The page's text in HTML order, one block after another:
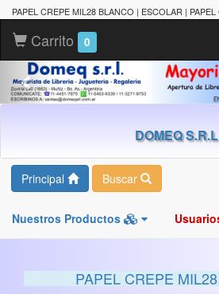
PAPEL CREPE MIL28 BLANCO | ESCOLAR | PAPEL
Carrito 0
DOMEQ
Principal Buscar
Nuestros Productos
PAPEL CREPE